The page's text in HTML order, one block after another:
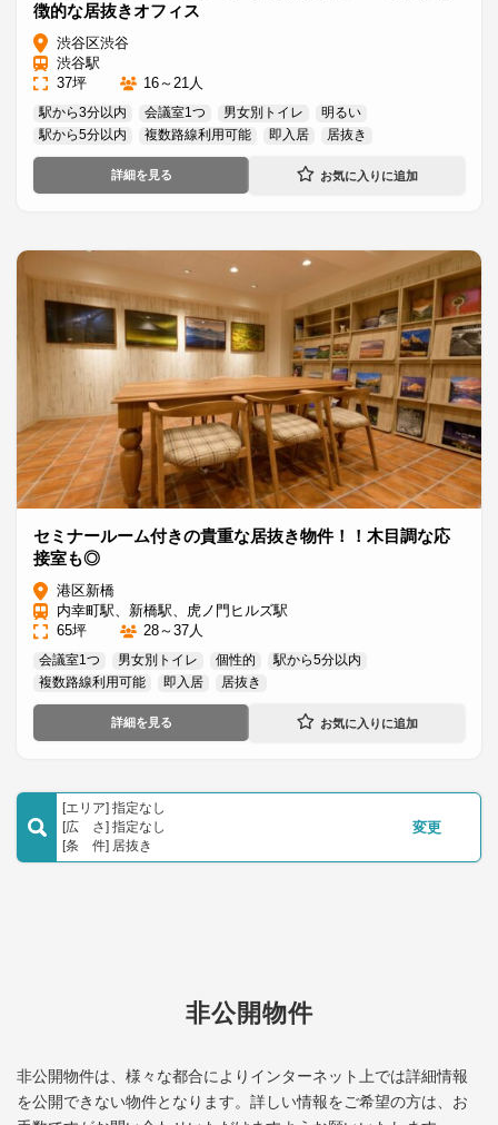
徴的な居抜きオフィス
渋谷区渋谷
渋谷駅
37坪
16～21人
駅から3分以内 会議室1つ 男女別トイレ
明るい
駅から5分以内
複数路線利用可能 即入居 居抜き
詳細を見る
セミナールーム付きの貴重な居抜き物件！！木目調な応
接室も◎
港区新橋
内幸町駅、新橋駅、虎ノ門ヒルズ駅
65坪
28～37人
会議室1つ 男女別トイレ 個性的
駅から5分以内
複数路線利用可能
即入居 居抜き
詳細を見る
[エリア] 指定なし
[広 さ] 指定なし
[条 件] 居抜き
変更
非公開物件
非公開物件は、様々な都合によりインターネット上では詳細情報
を公開できない物件となります。 詳しい情報をご希望の方は、お